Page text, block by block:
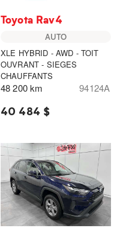
Toyota Rav4
AUTO
XLE HYBRID - AWD - TOIT
OUVRANT - SIEGES
CHAUFFANTS
48 200 km 94124A
40 484 $